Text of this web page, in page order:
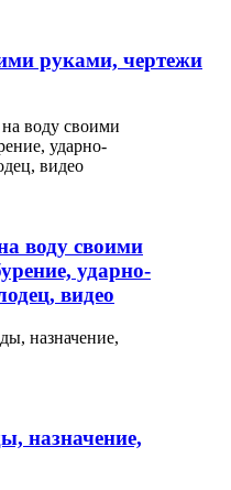
руками, чертежи
воду своими
ударно-
видео
назначение,